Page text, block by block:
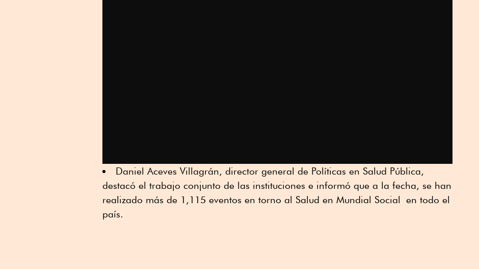
Daniel Aceves Villagrán, director general de Políticas en Salud Pública,
destacó el trabajo conjunto de las instituciones e informó que a la fecha, se han
realizado más de 1,115 eventos en torno al Salud en Mundial Social en todo el
país.